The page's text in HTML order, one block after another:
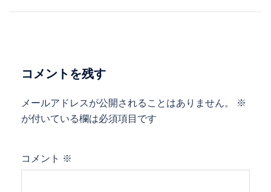
シ
ン
コメントを残す
メールアドレスが公開されることはありません。
※
が付いている欄は必須項目です
コメント ※